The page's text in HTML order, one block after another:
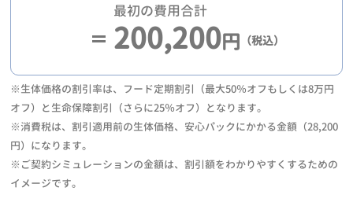
最初の費用合計
200,200円 （税込）
※生体価格の割引率は、フード定期割引（最大50％オフもしくは8万円
オフ）と生命保障割引（さらに25％オフ）となります。
※消費税は、割引適用前の生体価格、安心パックにかかる金額（28,200
円）になります。
※ご契約シミュレーションの金額は、割引額をわかりやすくするための
イメージです。